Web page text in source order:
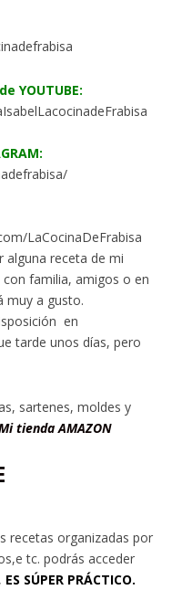
YOUTUBE:
LaCocinaDeFrabisa
receta de mi
familia, amigos o en
muy a gusto.
en
tarde unos días, pero
sartenes, moldes y
tienda AMAZON
recetas organizadas por
tc. podrás acceder
ES SÚPER PRÁCTICO.